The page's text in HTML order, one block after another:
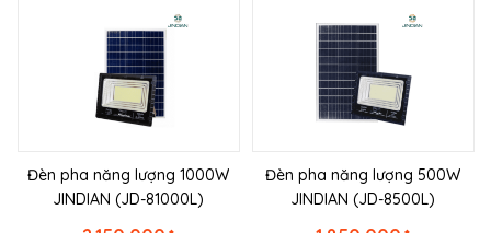
Đèn pha năng lượng 1000W
JINDIAN (JD-81000L)
Đèn pha năng lượng 500W
JINDIAN (JD-8500L)